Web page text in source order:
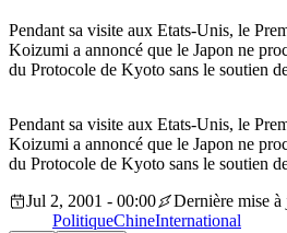
Pendant sa visite aux Etats-Unis, le
Koizumi a annoncé que le Japon ne
du Protocole de Kyoto sans le soutien
Pendant sa visite aux Etats-Unis, le
Koizumi a annoncé que le Japon ne
du Protocole de Kyoto sans le soutien
Jul 2, 2001 - 00:00
Dernière mise
PolitiqueChineInternational